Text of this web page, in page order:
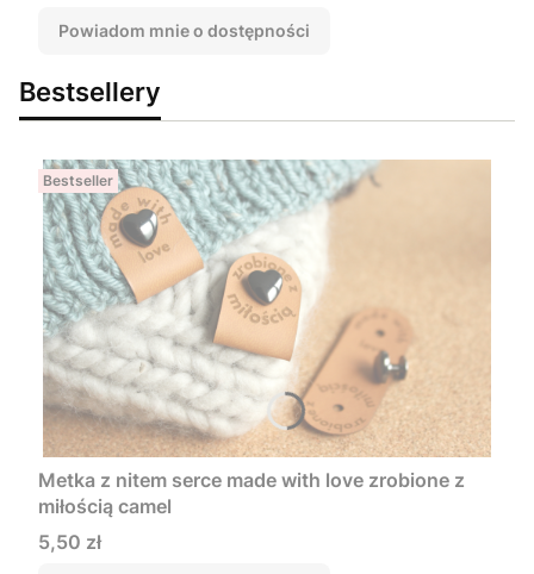
Powiadom mnie o dostępności
Bestsellery
Bestseller
Metka z nitem serce made with love zrobione z
miłością camel
Cena
5,50 zł